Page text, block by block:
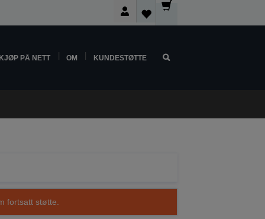
PÅ NETT OM KUNDESTØTTE
fortsatt støtte.